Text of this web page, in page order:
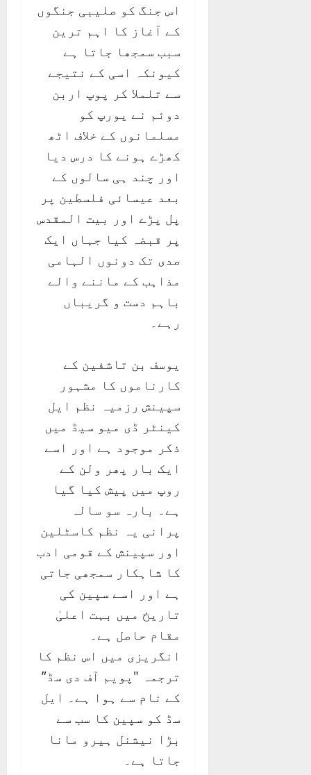
اس جنگ کو صلیبی جنگوں
کے آغاز کا اہم ترین
سبب سمجھا جاتا ہے
کیونکہ اسی کے نتیجے
سے تلملا کر پوپ اربن
دوئم نے یورپ کو
مسلمانوں کے خلاف اٹھ
کھڑے ہونے کا درس دیا
اور چند ہی سالوں کے
بعد عیسائی فلسطین پر
پل پڑے اور بیت المقدس
پر قبضہ کیا جہاں ایک
صدی تک دونوں الہامی
مذاہب کے ماننے والے
باہم دست و گریباں
رہے۔
یوسف بن تاشفین کے
کارناموں کا مشہور
سپینش رزمیہ نظم ایل
کینٹر ڈی میو سیڈ میں
ذکر موجود ہے اور اسے
ایک بار پھر ولن کے
روپ میں پیش کیا گیا
ہے۔ بارہ سو سالہ
پرانی یہ نظم کاسٹلین
اور سپینش کے قومی ادب
کا شاہکار سمجھی جاتی
ہے اور اسے سپین کی
تاریخ میں بہت اعلیٰ
مقام حاصل ہے۔
انگریزی میں اس نظم کا
ترجمہ "پویم آف دی سڈ”
کے نام سے ہوا ہے۔ ایل
سڈ کو سپین کا سب سے
بڑا نیشنل ہیرو مانا
جاتا ہے۔